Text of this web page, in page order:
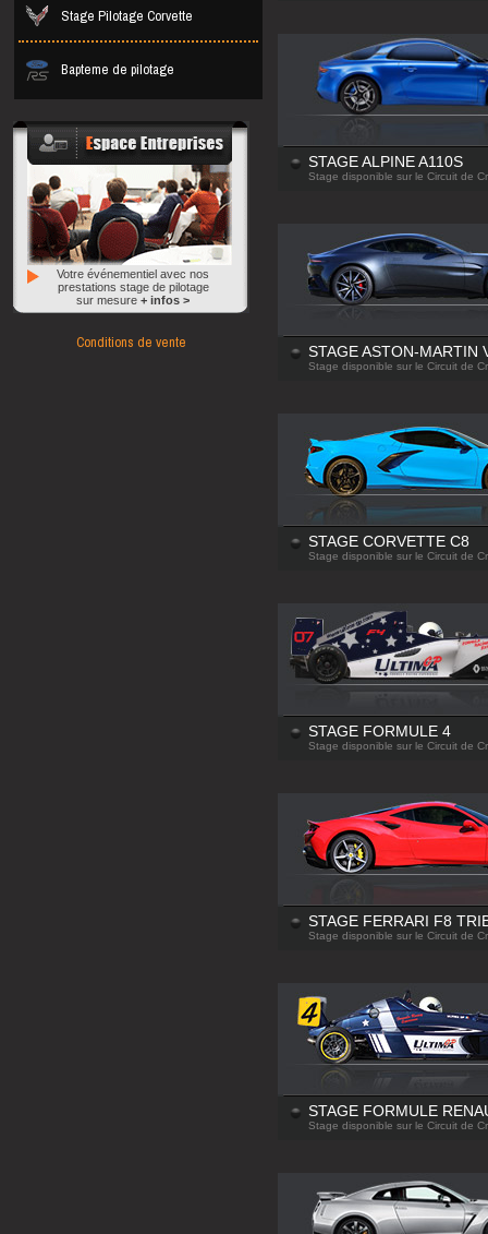
Stage Pilotage Corvette
Bapteme de pilotage
Votre événementiel avec nos
prestations stage de pilotage
sur mesure + infos >
Conditions de vente
STAGE ALPINE A110S
Stage disponible sur le Circuit de
STAGE ASTON-MARTIN
Stage disponible sur le Circuit de
STAGE CORVETTE C8
Stage disponible sur le Circuit de
STAGE FORMULE 4
Stage disponible sur le Circuit de
STAGE FERRARI F8
Stage disponible sur le Circuit de
STAGE FORMULE
Stage disponible sur le Circuit de